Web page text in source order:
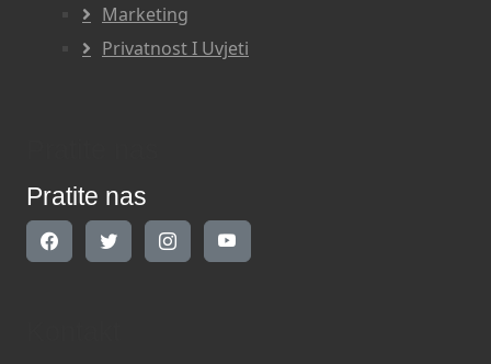
Marketing
Privatnost I Uvjeti
Pratite nas